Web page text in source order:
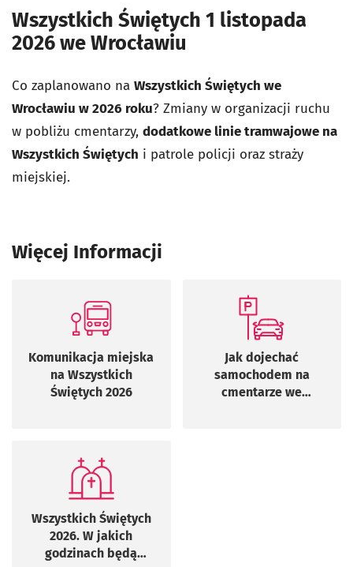
Wszystkich Świętych 1 listopada
2026 we Wrocławiu
Co zaplanowano na Wszystkich Świętych we
Wrocławiu w 2026 roku? Zmiany w organizacji ruchu
w pobliżu cmentarzy, dodatkowe linie tramwajowe na
Wszystkich Świętych i patrole policji oraz straży
miejskiej.
Więcej Informacji
Komunikacja miejska
na Wszystkich
Świętych 2026
Jak dojechać
samochodem na
cmentarze we
Wszystkich Świętych
2026. W jakich
godzinach będą